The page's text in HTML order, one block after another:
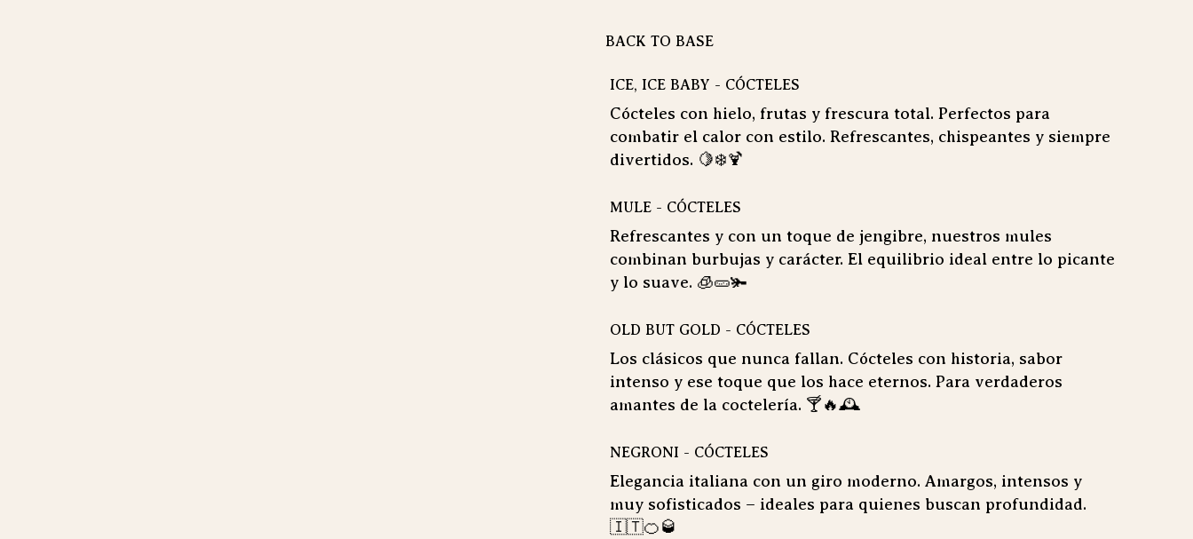
BACK TO BASE
Cócteles con hielo, frutas y frescura total. Perfectos para
combatir el calor con estilo. Refrescantes, chispeantes y siempre
divertidos. 🍋❄️🍹
ICE, ICE BABY - CÓCTELES
Refrescantes y con un toque de jengibre, nuestros mules
combinan burbujas y carácter. El equilibrio ideal entre lo picante
y lo suave. 🧊🥒🫚
MULE - CÓCTELES
Los clásicos que nunca fallan. Cócteles con historia, sabor
intenso y ese toque que los hace eternos. Para verdaderos
amantes de la coctelería. 🍸🔥🕰️
OLD BUT GOLD - CÓCTELES
Elegancia italiana con un giro moderno. Amargos, intensos y
muy sofisticados – ideales para quienes buscan profundidad.
🇮🇹🍊🥃
NEGRONI - CÓCTELES